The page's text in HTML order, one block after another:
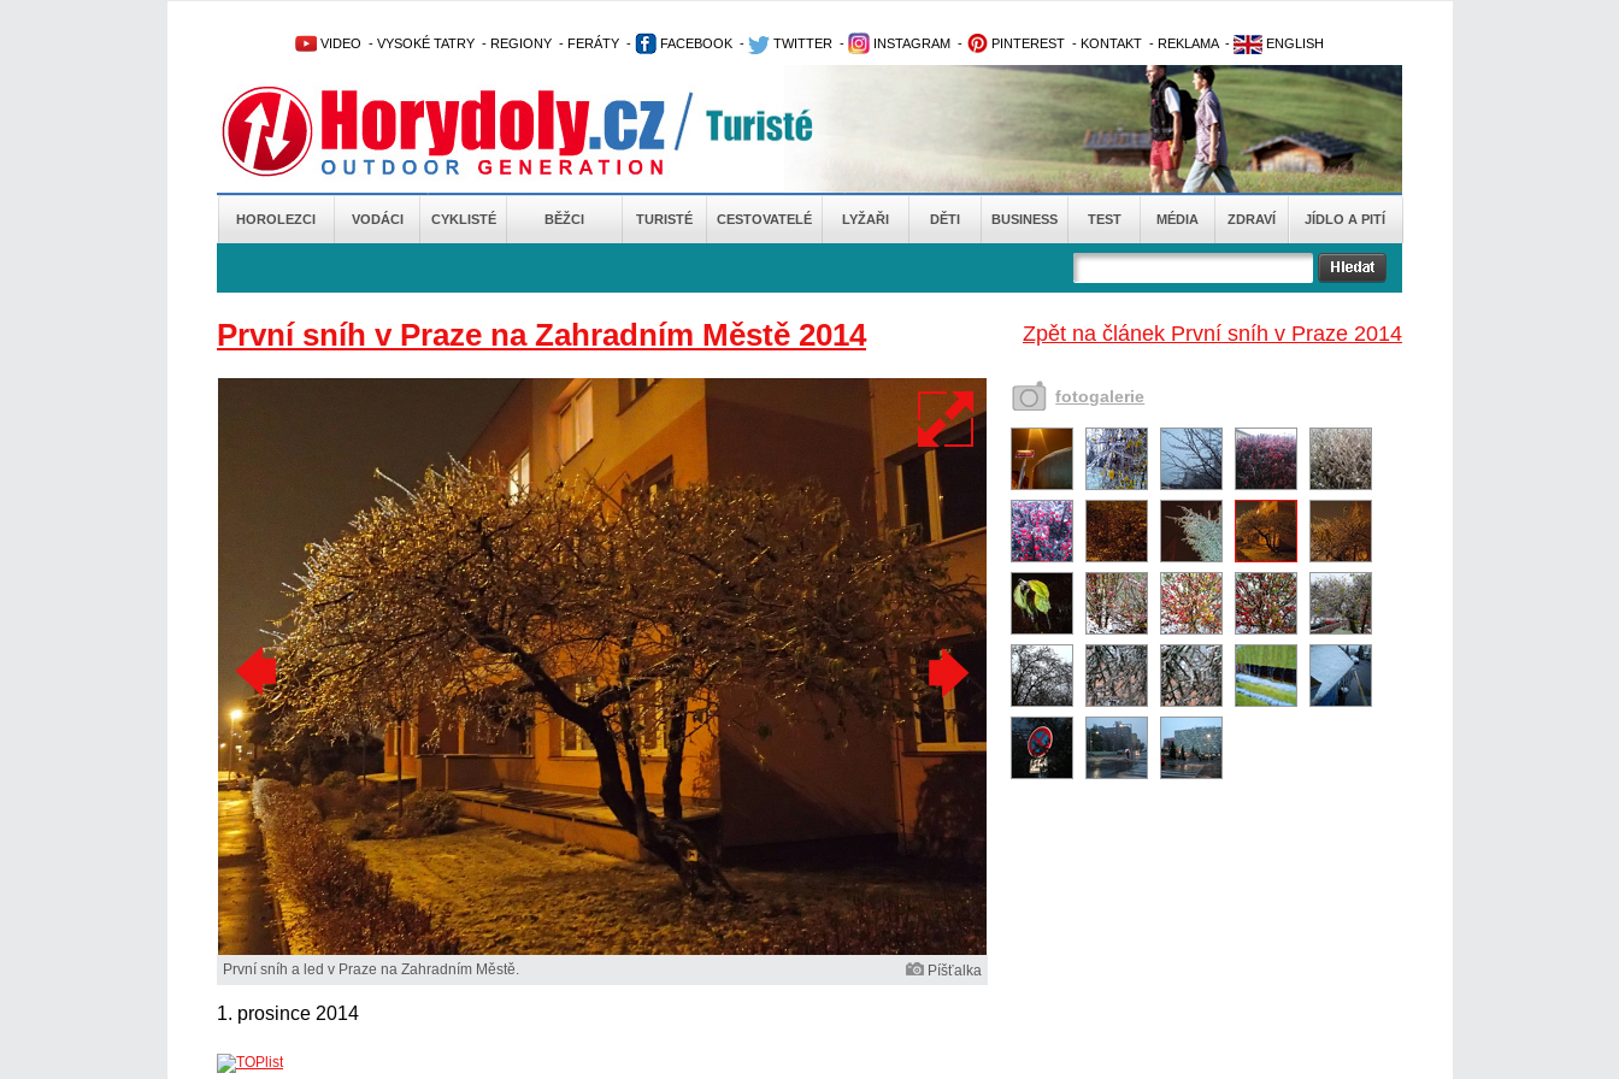
VIDEO - VYSOKÉ TATRY - REGIONY - FERÁTY - FACEBOOK - TWITTER - INSTAGRAM - PINTEREST - KONTAKT - REKLAMA - ENGLISH
HOROLEZCI VODÁCI CYKLISTÉ BĚŽCI TURISTÉ CESTOVATELÉ LYŽAŘI DĚTI BUSINESS TEST MÉDIA ZDRAVÍ JÍDLO A PITÍ
Zpět na článek První sníh v Praze 2014
První sníh v Praze na Zahradním Městě 2014
První sníh a led v Praze na Zahradním Městě. Píšťalka
1. prosince 2014
fotogalerie